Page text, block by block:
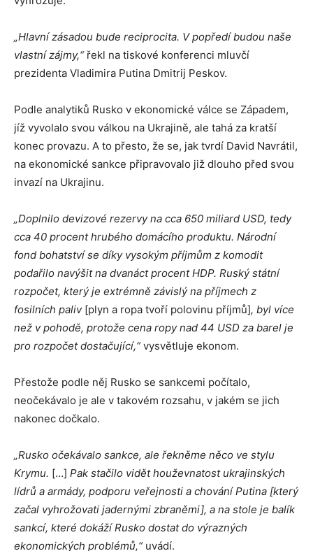
„Hlavní zásadou bude reciprocita. V popředí budou naše
vlastní zájmy,“řekl na tiskové konferenci mluvčí
prezidenta Vladimira Putina Dmitrij Peskov.
Podle analytiků Rusko v ekonomické válce se Západem,
jíž vyvolalo svou válkou na Ukrajině, ale tahá za kratší
konec provazu. A to přesto, že se, jak tvrdí David Navrátil,
na ekonomické sankce připravovalo již dlouho před svou
invazí na Ukrajinu.
„Doplnilo devizové rezervy na cca 650 miliard USD, tedy
cca 40 procent hrubého domácího produktu. Národní
fond bohatství se díky vysokým příjmům z komodit
podařilo navýšit na dvanáct procent HDP. Ruský státní
rozpočet, který je extrémně závislý na příjmech z
fosilních paliv [plyn a ropa tvoří polovinu příjmů], byl více
než v pohodě, protože cena ropy nad 44 USD za barel je
pro rozpočet dostačující,“vysvětluje ekonom.
Přestože podle něj Rusko se sankcemi počítalo,
neočekávalo je ale v takovém rozsahu, v jakém se jich
nakonec dočkalo.
„Rusko očekávalo sankce, ale řekněme něco ve stylu
Krymu. […] Pak stačilo vidět houževnatost ukrajinských
lídrů a armády, podporu veřejnosti a chování Putina [který
začal vyhrožovati jadernými zbraněmi], a na stole je balík
sankcí, které dokáží Rusko dostat do výrazných
ekonomických problémů,“uvádí.